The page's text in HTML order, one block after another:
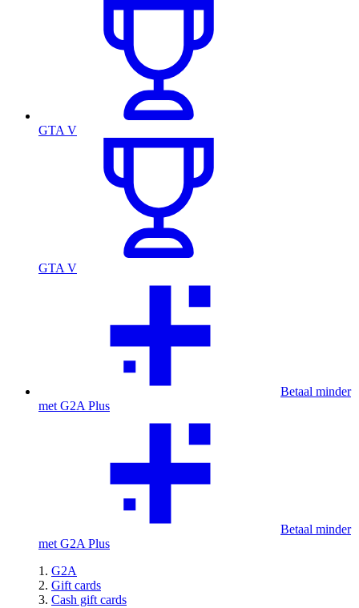
GTA V
GTA V
Betaal minder
met G2A Plus
Betaal minder
met G2A Plus
G2A
Gift cards
Cash gift cards